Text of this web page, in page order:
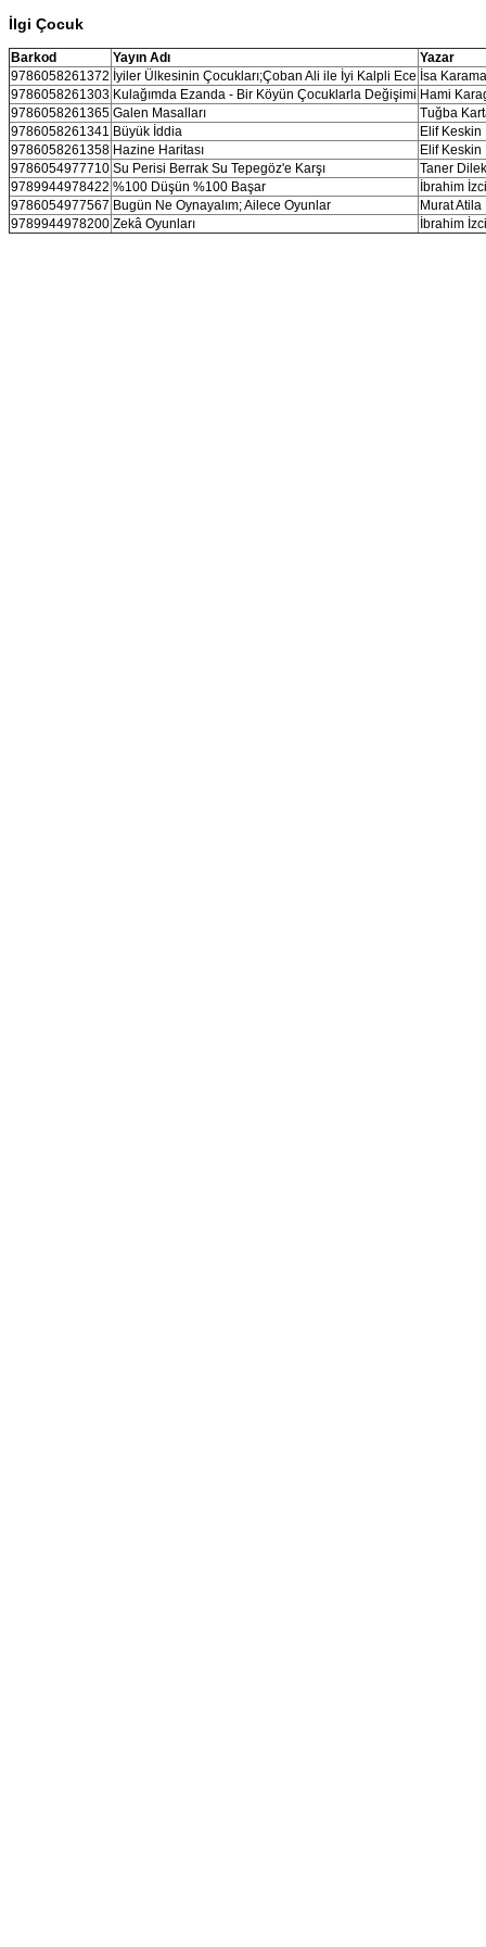
İlgi Çocuk
Barkod Yayın Adı
Yazar
9786058261372 İyiler Ülkesinin Çocukları;Çoban Ali ile İyi Kalpli Ece İsa
9786058261303 Kulağımda Ezanda - Bir Köyün Çocuklarla Değişimi Hami
9786058261365 Galen Masalları
Tuğba
9786058261341 Büyük İddia
Elif Keskin
9786058261358 Hazine Haritası
Elif Keskin
9786054977710 Su Perisi Berrak Su Tepegöz'e Karşı
Taner
9789944978422 %100 Düşün %100 Başar
İbrahim İzci
9786054977567 Bugün Ne Oynayalım; Ailece Oyunlar
Murat Atila
9789944978200 Zekâ Oyunları İbrahim İzci